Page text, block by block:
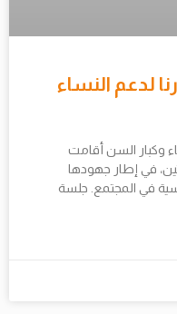
لدعم النساء
وكبار السن أقامت
في إطار جهودها
في المجتمع. جلسة